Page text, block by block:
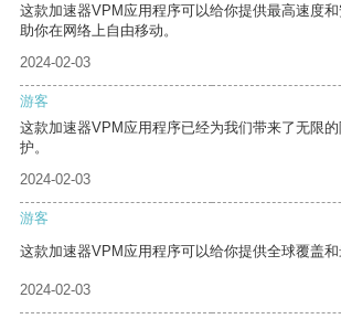
这款加速器VPM应用程序可以给你提供最高速度
助你在网络上自由移动。
2024-02-03
游客
这款加速器VPM应用程序已经为我们带来了无限
护。
2024-02-03
游客
这款加速器VPM应用程序可以给你提供全球覆盖和
2024-02-03